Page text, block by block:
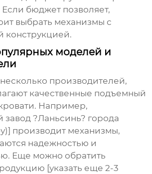
Если бюджет позволяет,
выбрать механизмы с
конструкцией.
моделей и
производителей,
качественные подъемный
. Например,
завод ?Ланьсинь? города
производит механизмы,
надежностью и
Еще можно обратить
[указать еще 2-3